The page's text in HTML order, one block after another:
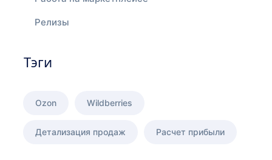
Релизы
Тэги
Ozon Wildberries
Детализация продаж Расчет прибыли